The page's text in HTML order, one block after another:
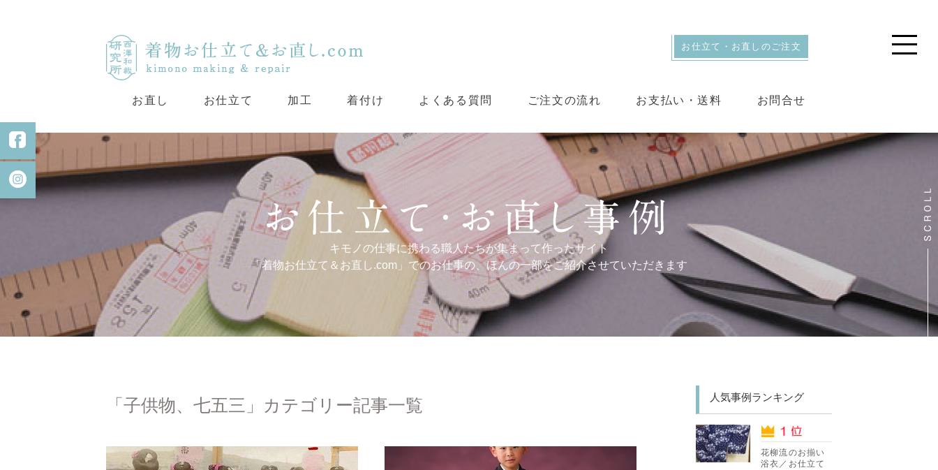
お仕立て・お直しのご注文
お直し お仕立て 加工 着付け よくある質問 ご注文の流れ お支払い・送料 お問合せ
キモノの仕事に携わる職人たちが集まって作ったサイト
「着物お仕立て＆お直し.com」でのお仕事の、ほんの一部をご紹介させていただきます
「子供物、七五三」カテゴリー記事一覧 人気事例ランキング
花柳流のお揃い
浴衣／お仕立て